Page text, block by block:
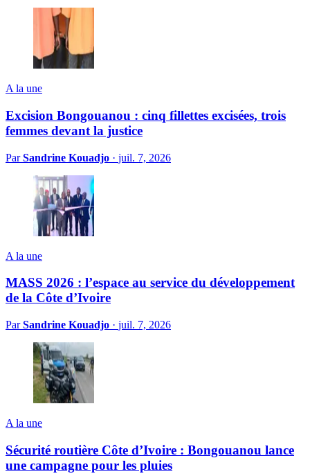
A la une
Excision Bongouanou : cinq fillettes excisées, trois
femmes devant la justice
ParSandrine Kouadjo · juil. 7, 2026
A la une
MASS 2026 : l’espace au service du développement
de la Côte d’Ivoire
ParSandrine Kouadjo · juil. 7, 2026
A la une
Sécurité routière Côte d’Ivoire : Bongouanou lance
une campagne pour les pluies